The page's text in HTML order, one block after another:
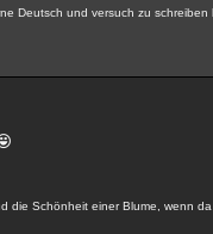
Deutsch und versuch zu schreiben
die Schönheit einer Blume, wenn